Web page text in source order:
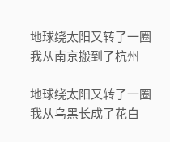
地球绕太阳又转了一圈
我从南京搬到了杭州
地球绕太阳又转了一圈
我从乌黑长成了花白